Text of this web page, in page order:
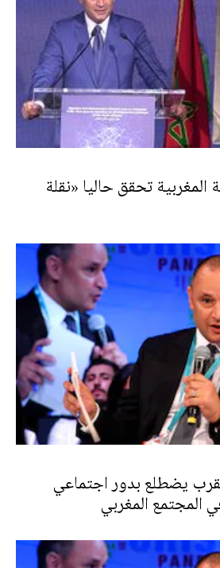
تحقق حاليا «نقلة
يضطلع بدور اجتماعي
المجتمع المغربي